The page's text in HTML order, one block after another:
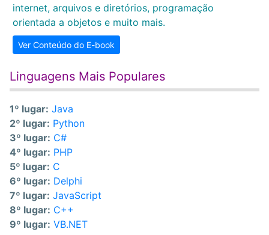
internet, arquivos e diretórios, programação
orientada a objetos e muito mais.
Ver Conteúdo do E-book
Linguagens Mais Populares
1º lugar: Java
2º lugar: Python
3º lugar: C#
4º lugar: PHP
5º lugar: C
6º lugar: Delphi
7º lugar: JavaScript
8º lugar: C++
9º lugar: VB.NET